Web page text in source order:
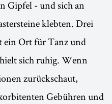
Gipfel - und sich an
klebten. Drei
ein Ort für Tanz und
sich ruhig. Wenn
zurückschaut,
Gebühren und